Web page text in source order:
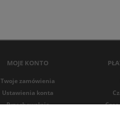
MOJE KONTO
Twoje zamówienia
Ustawienia konta
Przechowalnia